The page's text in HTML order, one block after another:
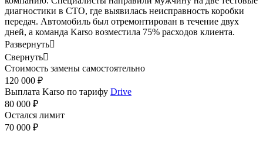
диагностики в СТО, где выявилась неисправность коробки
передач. Автомобиль был отремонтирован в течение двух
дней, а команда Karso возместила 75% расходов клиента.
Развернуть
Свернуть
Стоимость замены самостоятельно
120 000 ₽
Выплата Karso по тарифу Drive
80 000 ₽
Остался лимит
70 000 ₽